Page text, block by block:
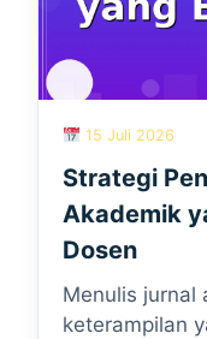
15 Juli 2026
Strategi
Akademik
Dosen
Menulis jurnal
keterampilan